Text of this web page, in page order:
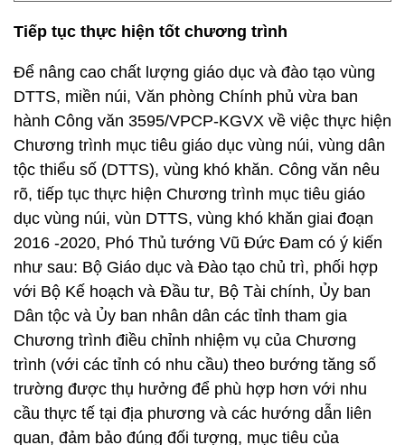
Tiếp tục thực hiện tốt chương trình
Để nâng cao chất lượng giáo dục và đào tạo vùng
DTTS, miền núi, Văn phòng Chính phủ vừa ban
hành Công văn 3595/VPCP-KGVX về việc thực hiện
Chương trình mục tiêu giáo dục vùng núi, vùng dân
tộc thiểu số (DTTS), vùng khó khăn. Công văn nêu
rõ, tiếp tục thực hiện Chương trình mục tiêu giáo
dục vùng núi, vùn DTTS, vùng khó khăn giai đoạn
2016 -2020, Phó Thủ tướng Vũ Đức Đam có ý kiến
như sau: Bộ Giáo dục và Đào tạo chủ trì, phối hợp
với Bộ Kế hoạch và Đầu tư, Bộ Tài chính, Ủy ban
Dân tộc và Ủy ban nhân dân các tỉnh tham gia
Chương trình điều chỉnh nhiệm vụ của Chương
trình (với các tỉnh có nhu cầu) theo bướng tăng số
trường được thụ hưởng để phù hợp hơn với nhu
cầu thực tế tại địa phương và các hướng dẫn liên
quan, đảm bảo đúng đối tượng, mục tiêu của